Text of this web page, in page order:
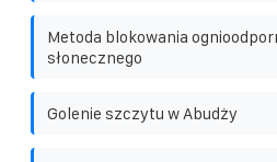
Metoda blokowania
słonecznego
Golenie szczytu w Abudży